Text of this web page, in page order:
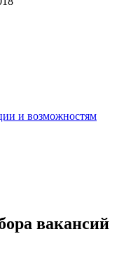
и возможностям
вакансий